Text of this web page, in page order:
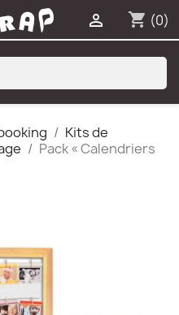
shopping_cart (0)

Kits de
Pack « Calendriers